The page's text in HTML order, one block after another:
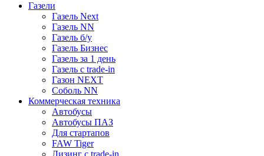
Газели
Газель Next
Газель NN
Газель б/у
Газель Бизнес
Газель за 1 день
Газель с trade-in
Газон NEXT
Соболь NN
Коммерческая техника
Автобусы
Автобусы ПАЗ
Для стартапов
FAW Tiger